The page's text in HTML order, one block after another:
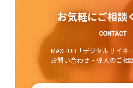
お気軽にご相談
CONTACT
MAXHUB「デジタルサイネ
お問い合わせ・導入のご相